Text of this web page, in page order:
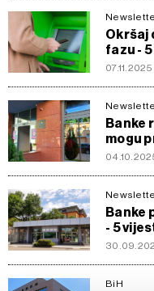
Okršaj
fazu -
07.11.2025
Banke
mogu
Banke
- 5
BiH